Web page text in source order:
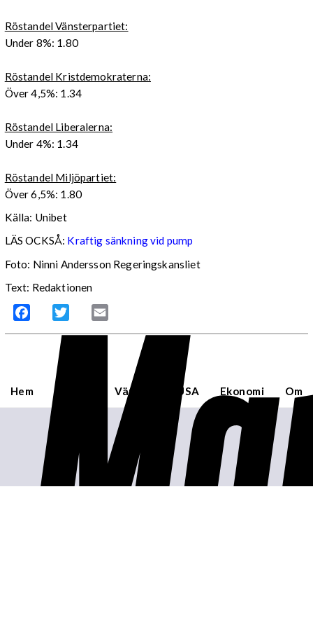
Röstandel Vänsterpartiet:
Under 8%: 1.80
Röstandel Kristdemokraterna:
Över 4,5%: 1.34
Röstandel Liberalerna:
Under 4%: 1.34
Röstandel Miljöpartiet:
Över 6,5%: 1.80
Källa: Unibet
LÄS OCKSÅ: Kraftig sänkning vid pump
Foto: Ninni Andersson Regeringskansliet
Text: Redaktionen
Facebook Twitter
Hem Sverige Världen USA Ekonomi Om